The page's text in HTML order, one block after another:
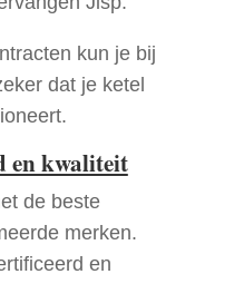
kun je bij
dat je ketel
en kwaliteit
de beste
merken.
en